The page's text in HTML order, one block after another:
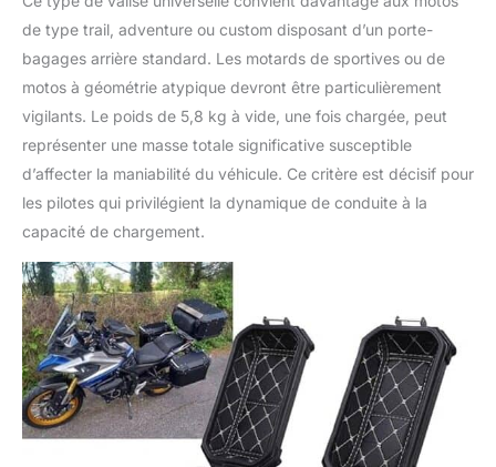
de type trail, adventure ou custom disposant d’un porte-
bagages arrière standard. Les motards de sportives ou de
motos à géométrie atypique devront être particulièrement
vigilants. Le poids de 5,8 kg à vide, une fois chargée, peut
représenter une masse totale significative susceptible
d’affecter la maniabilité du véhicule. Ce critère est décisif pour
les pilotes qui privilégient la dynamique de conduite à la
capacité de chargement.